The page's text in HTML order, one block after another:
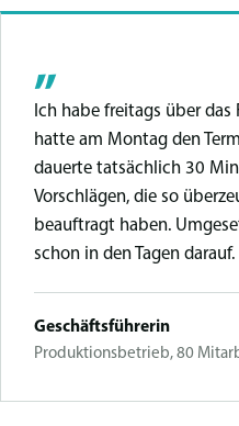
„
Ich habe freitags über
hatte am Montag den
dauerte tatsächlich 30
Vorschlägen, die so
beauftragt haben.
schon in den Tagen darauf.
Geschäftsführerin
Produktionsbetrieb, 80